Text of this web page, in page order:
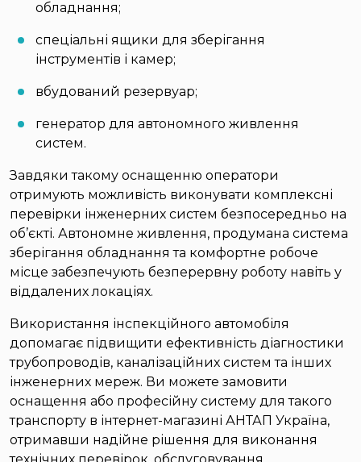
обладнання;
спеціальні ящики для зберігання
інструментів і камер;
вбудований резервуар;
генератор для автономного живлення
систем.
Завдяки такому оснащенню оператори
отримують можливість виконувати комплексні
перевірки інженерних систем безпосередньо на
об’єкті. Автономне живлення, продумана система
зберігання обладнання та комфортне робоче
місце забезпечують безперервну роботу навіть у
віддалених локаціях.
Використання інспекційного автомобіля
допомагає підвищити ефективність діагностики
трубопроводів, каналізаційних систем та інших
інженерних мереж. Ви можете замовити
оснащення або професійну систему для такого
транспорту в інтернет-магазині АНТАП Україна,
отримавши надійне рішення для виконання